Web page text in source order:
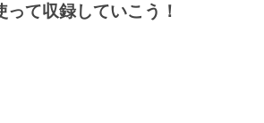
て収録していこう！